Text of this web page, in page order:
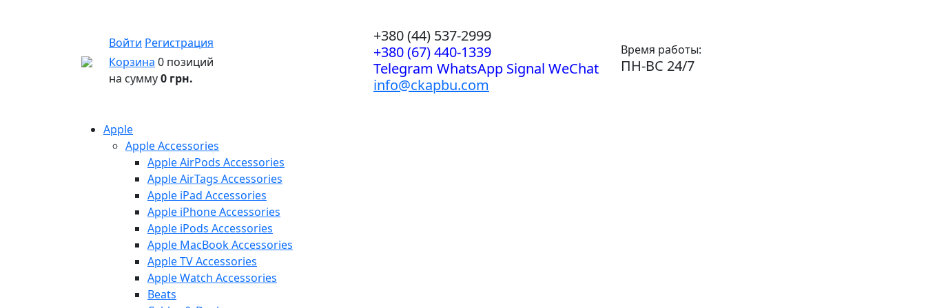
Войти Регистрация
Корзина 0 позиций
на сумму0 грн.
+380 (44) 537-2999
+380 (67) 440-1339
Telegram WhatsApp Signal WeChat
info@ckapbu.com
Время работы:
ПН-ВС 24/7
Apple
Apple Accessories
Apple AirPods Accessories
Apple AirTags Accessories
Apple iPad Accessories
Apple iPhone Accessories
Apple iPods Accessories
Apple MacBook Accessories
Apple TV Accessories
Apple Watch Accessories
Beats